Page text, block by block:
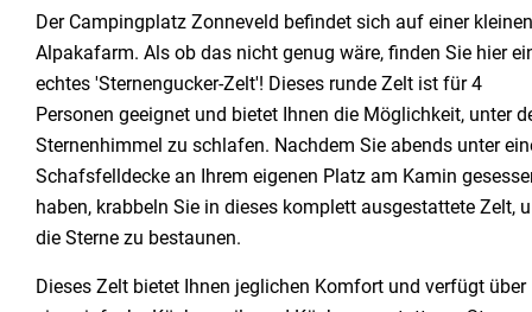
Der Campingplatz Zonneveld befindet sich auf einer kleinen
Alpakafarm. Als ob das nicht genug wäre, finden Sie hier
echtes 'Sternengucker-Zelt'! Dieses runde Zelt ist für 4
Personen geeignet und bietet Ihnen die Möglichkeit, unter
Sternenhimmel zu schlafen. Nachdem Sie abends unter
Schafsfelldecke an Ihrem eigenen Platz am Kamin
haben, krabbeln Sie in dieses komplett ausgestattete Zelt,
die Sterne zu bestaunen.
Dieses Zelt bietet Ihnen jeglichen Komfort und verfügt über